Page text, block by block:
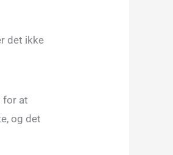
det ikke
for at
og det